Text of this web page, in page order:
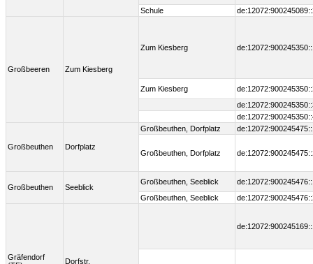
Schule
Großbeeren Zum Kiesberg
Zum Kiesberg
Zum Kiesberg
Großbeuthen Dorfplatz
Großbeuthen, Dorfplatz
Großbeuthen, Dorfplatz
Großbeuthen Seeblick
Großbeuthen, Seeblick
Großbeuthen, Seeblick
Gräfendorf
Dorfstr.